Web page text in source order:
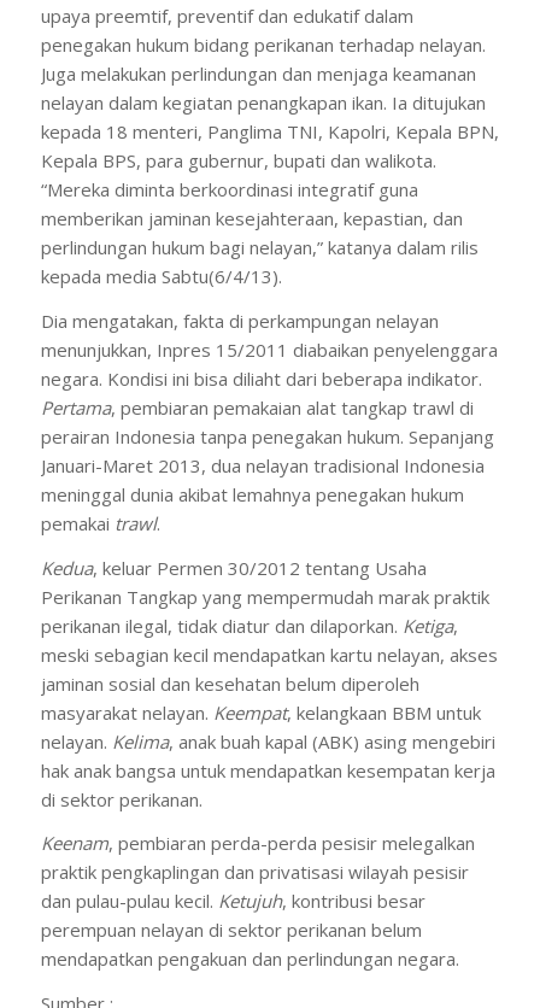
upaya preemtif, preventif dan edukatif dalam
penegakan hukum bidang perikanan terhadap nelayan.
Juga melakukan perlindungan dan menjaga keamanan
nelayan dalam kegiatan penangkapan ikan. Ia ditujukan
kepada 18 menteri, Panglima TNI, Kapolri, Kepala BPN,
Kepala BPS, para gubernur, bupati dan walikota.
“Mereka diminta berkoordinasi integratif guna
memberikan jaminan kesejahteraan, kepastian, dan
perlindungan hukum bagi nelayan,” katanya dalam rilis
kepada media Sabtu(6/4/13).
Dia mengatakan, fakta di perkampungan nelayan
menunjukkan, Inpres 15/2011 diabaikan penyelenggara
negara. Kondisi ini bisa diliaht dari beberapa indikator.
Pertama, pembiaran pemakaian alat tangkap trawl di
perairan Indonesia tanpa penegakan hukum. Sepanjang
Januari-Maret 2013, dua nelayan tradisional Indonesia
meninggal dunia akibat lemahnya penegakan hukum
pemakai trawl.
Kedua, keluar Permen 30/2012 tentang Usaha
Perikanan Tangkap yang mempermudah marak praktik
perikanan ilegal, tidak diatur dan dilaporkan. Ketiga,
meski sebagian kecil mendapatkan kartu nelayan, akses
jaminan sosial dan kesehatan belum diperoleh
masyarakat nelayan. Keempat, kelangkaan BBM untuk
nelayan. Kelima, anak buah kapal (ABK) asing mengebiri
hak anak bangsa untuk mendapatkan kesempatan kerja
di sektor perikanan.
Keenam, pembiaran perda-perda pesisir melegalkan
praktik pengkaplingan dan privatisasi wilayah pesisir
dan pulau-pulau kecil. Ketujuh, kontribusi besar
perempuan nelayan di sektor perikanan belum
mendapatkan pengakuan dan perlindungan negara.
Sumber :